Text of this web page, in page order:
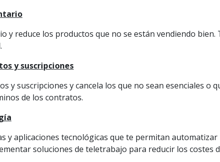
y reduce los productos que no se están vendiendo
y suscripciones
y suscripciones y cancela los que no sean esenciales o
de los contratos.
y aplicaciones tecnológicas que te permitan
soluciones de teletrabajo para reducir los costes